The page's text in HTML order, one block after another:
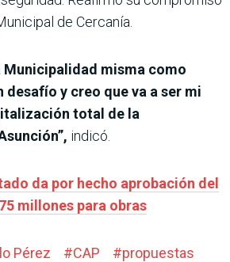
de Cercanía.
Municipalidad misma como
y creo que va a ser mi
total de la
indicó.
da por hecho aprobación del
millones para obras
Pérez #CAP #propuestas